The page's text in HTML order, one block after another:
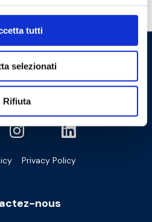
tutti
selezionati
Rifiuta
d’aide ?
Privacy Policy
nous